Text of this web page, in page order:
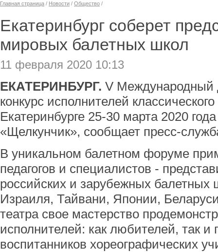
Главная страница / Новости / Общество /
Екатеринбург соберет
мировых балетных школ
11 февраля 2020 10:13
ЕКАТЕРИНБУРГ. V Международный
конкурс исполнителей
Екатеринбурге 25-30 марта 2020
«Щелкунчик», сообщает пресс-
В уникальном балетном форуме
педагогов и специалистов -
российских и зарубежных
Израиля, Тайвани, Японии,
театра свое мастерство
исполнителей: как любителей, так
воспитанников хореографических